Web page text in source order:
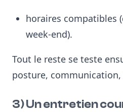
horaires compatibles
week-end).
Tout le reste se teste
posture,
3) Un entretien